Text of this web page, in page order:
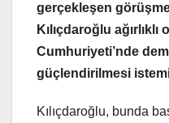
gerçekleşen
Kılıçdaroğlu
Cumhuriyeti’nde
güçlendirilmesi
Kılıçdaroğlu, bunda